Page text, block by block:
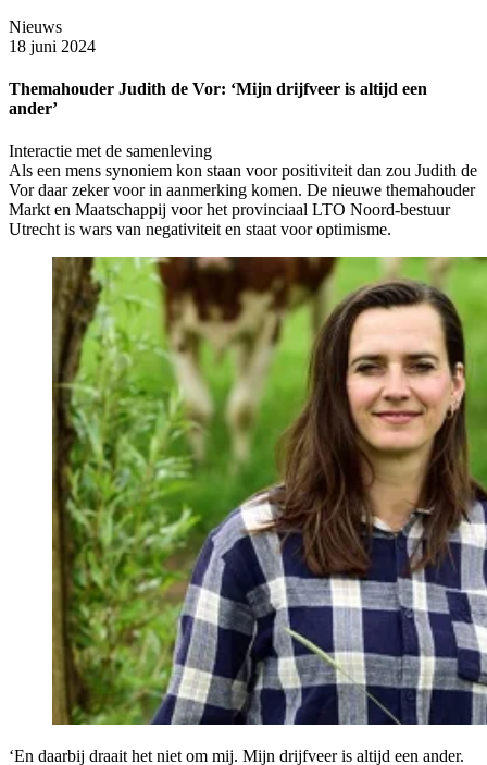
Nieuws
18 juni 2024
Themahouder Judith de Vor: ‘Mijn drijfveer is altijd een
ander’
Interactie met de samenleving
Als een mens synoniem kon staan voor positiviteit dan zou Judith de
Vor daar zeker voor in aanmerking komen. De nieuwe themahouder
Markt en Maatschappij voor het provinciaal LTO Noord-bestuur
Utrecht is wars van negativiteit en staat voor optimisme.
‘En daarbij draait het niet om mij. Mijn drijfveer is altijd een ander.